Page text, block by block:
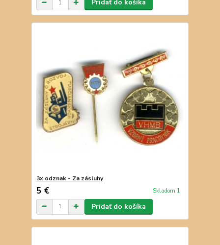
Pridať do košíka
3x odznak - Za zásluhy
5 € Skladom 1
Pridať do košíka